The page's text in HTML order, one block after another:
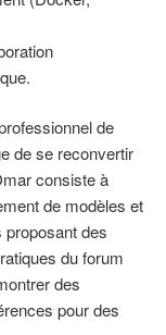
de
de se reconvertir
consiste à
de modèles et
des
du forum
des
pour des